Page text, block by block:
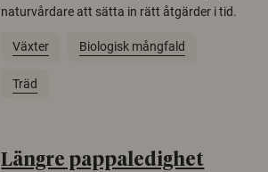
naturvårdare att sätta in rätt åtgärder i tid.
Växter Biologisk mångfald
Träd
Längre pappaledighet